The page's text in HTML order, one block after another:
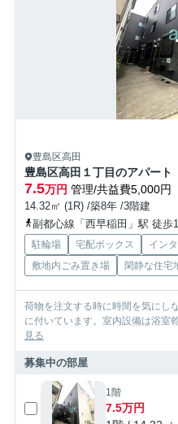
豊島区高田
豊島区高田１丁目のアパート
7.5万円 管理/共益費5,000円
14.32㎡ (1R) /築8年 /3階建
副都心線「西早稲田」駅 徒歩
駐輪場 宅配ボックス イン
敷地内ごみ置き場
閑静な住宅
荷物を注文する時に時間を気にし
に付いています。室内設備は浴室
見る
募集中の部屋
1階
7.5万円